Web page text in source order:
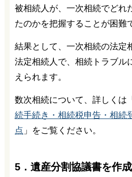
被相続人が、一次相続でどれ
たのかを把握することが困難
結果として、一次相続の法定
法定相続人で、相続トラブル
えられます。
数次相続について、詳しくは「
続手続き・相続税申告・相続
点 」をご覧ください。
5．遺産分割協議書を作